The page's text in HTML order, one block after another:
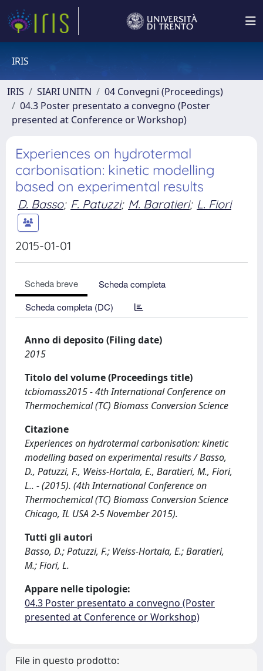
IRIS
IRIS SIARI UNITN
04 Convegni (Proceedings)
04.3 Poster presentato a convegno (Poster
presented at Conference or Workshop)
Experiences on hydrotermal
carbonisation: kinetic modelling
based on experimental results
D. Basso; F. Patuzzi; M. Baratieri; L. Fiori
2015-01-01
Scheda breve
Scheda completa
Scheda completa (DC)
Anno di deposito (Filing date)
2015
Titolo del volume (Proceedings title)
tcbiomass2015 - 4th International Conference on
Thermochemical (TC) Biomass Conversion Science
Citazione
Experiences on hydrotermal carbonisation: kinetic
modelling based on experimental results / Basso,
D., Patuzzi, F., Weiss-Hortala, E., Baratieri, M., Fiori,
L.. - (2015). (4th International Conference on
Thermochemical (TC) Biomass Conversion Science
Chicago, IL USA 2-5 November 2015).
Tutti gli autori
Basso, D.; Patuzzi, F.; Weiss-Hortala, E.; Baratieri,
M.; Fiori, L.
Appare nelle tipologie:
04.3 Poster presentato a convegno (Poster
presented at Conference or Workshop)
File in questo prodotto: